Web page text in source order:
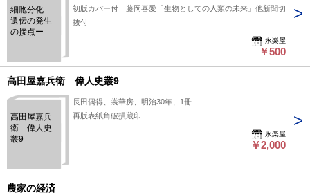
細胞分化 -
遺伝の発生
の接点ー
初版カバー付 藤岡喜愛「生物としての人類の未来」他新聞切
抜付
永楽屋
￥500
高田屋嘉兵衛 偉人史叢9
高田屋嘉兵
衛 偉人史
叢9
長田偶得、裳華房、明治30年、1冊
再版表紙角破損蔵印
永楽屋
￥2,000
農家の経済